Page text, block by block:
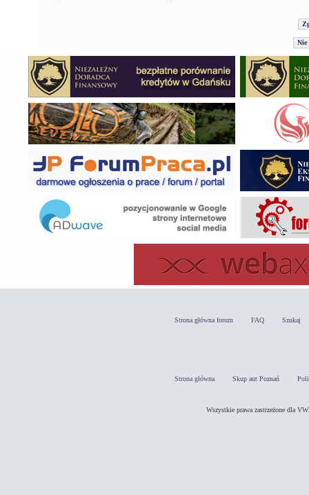
Strona główna forum FAQ Szukaj
Strona główna Skup aut Poznań
Wszystkie prawa zastrzeżone dla